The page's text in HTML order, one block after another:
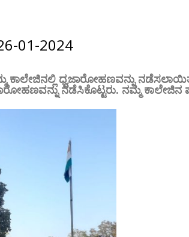
01-2024
ಕಾಲೇಜಿನಲ್ಲಿ ಧ್ವಜಾರೋಹಣವನ್ನು
ನಡೆಸಿಕೊಟ್ಟರು. ನಮ್ಮ ಕಾಲೇಜಿನ